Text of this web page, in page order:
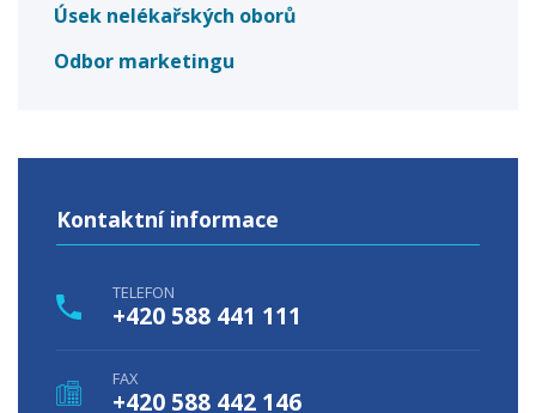
Úsek nelékařských oborů
Odbor marketingu
Kontaktní informace
TELEFON
+420 588 441 111
FAX
+420 588 442 146